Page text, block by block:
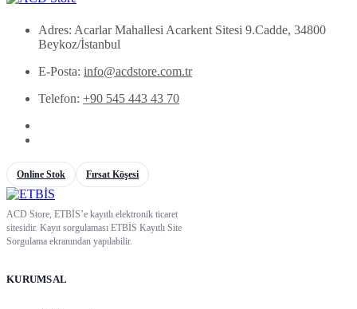
Adres: Acarlar Mahallesi Acarkent Sitesi 9.Cadde, 34800
Beykoz/İstanbul
E-Posta: info@acdstore.com.tr
Telefon: +90 545 443 43 70
Online Stok Fırsat Köşesi
ACD Store, ETBİS’e kayıtlı elektronik ticaret
sitesidir. Kayıt sorgulaması ETBİS Kayıtlı Site
Sorgulama ekranından yapılabilir.
KURUMSAL